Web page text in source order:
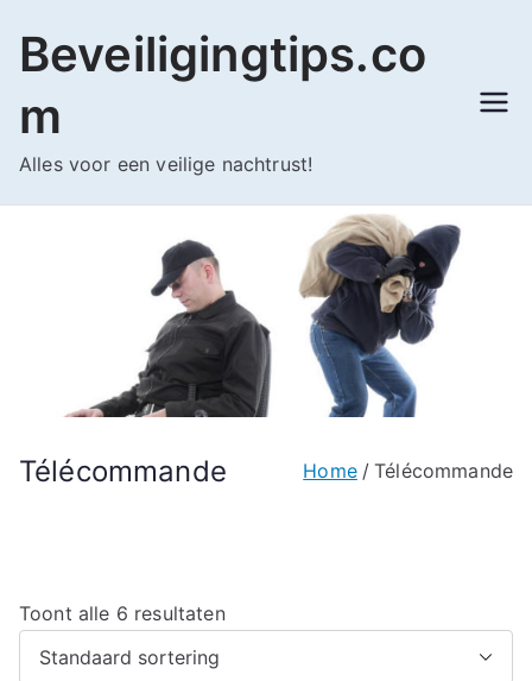
naar
inhoud
Beveiligingtips.co
m
Alles voor een veilige nachtrust!
Télécommande Home Télécommande
Toont alle 6 resultaten